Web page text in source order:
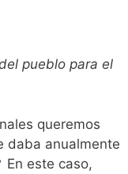
pueblo para el
queremos
daba anualmente
En este caso,